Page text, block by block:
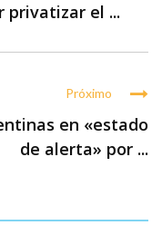
privatizar el ...
Próximo
en «estado
de alerta» por ...